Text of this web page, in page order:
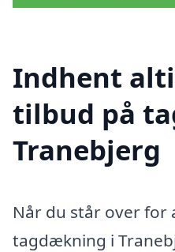
Indhent
tilbud på
Tranebjerg
Når du står over for
tagdækning i